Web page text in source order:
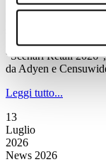
supporto agli
intermediario
“Scenari Retail
da Adyen e
Leggi tutto...
13
Luglio
2026
News 2026